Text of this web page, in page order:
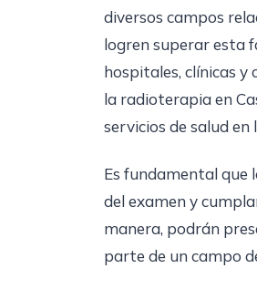
diversos campos
logren superar esta
hospitales, clínicas y
la radioterapia en
servicios de salud en
Es fundamental que
del examen y
manera, podrán
parte de un campo